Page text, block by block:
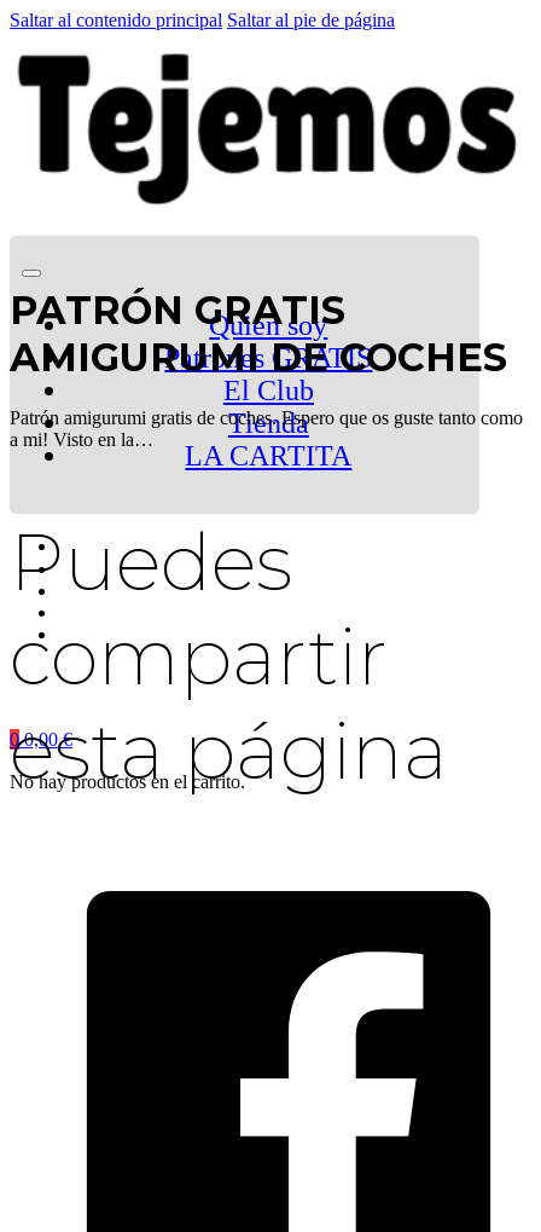
Saltar al contenido principal Saltar al pie de página
Quien soy
Patrones GRATIS
El Club
Tienda
LA CARTITA
0 0,00€
No hay productos en el carrito.
PATRÓN GRATIS
AMIGURUMI DE COCHES
Patrón amigurumi gratis de coches. Espero que os guste tanto como
a mi! Visto en la…
Puedes
compartir
esta página